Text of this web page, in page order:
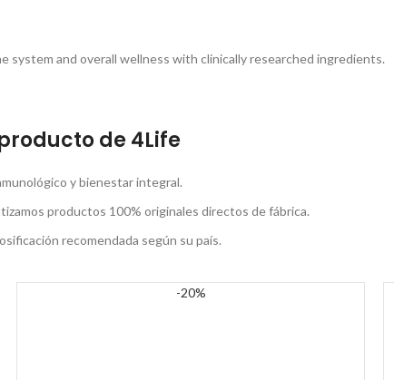
and overall wellness with clinically researched ingredients.
de 4Life
y bienestar integral.
productos 100% originales directos de fábrica.
recomendada según su país.
-20%